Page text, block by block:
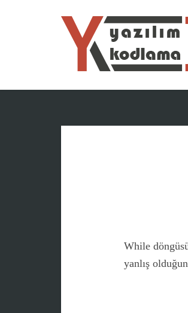
While
yanlış